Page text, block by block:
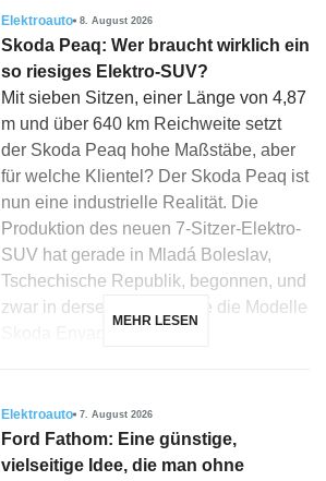
Elektroauto 8. August 2026
Skoda Peaq: Wer braucht wirklich ein
so riesiges Elektro-SUV?
Mit sieben Sitzen, einer Länge von 4,87
m und über 640 km Reichweite setzt
der Skoda Peaq hohe Maßstäbe, aber
für welche Klientel? Der Skoda Peaq ist
nun eine industrielle Realität. Die
Produktion des neuen 7-Sitzer-Elektro-
SUV hat gerade in Mladá Boleslav,
Tschechische Republik, begonnen, und
zwar in derselben Linie wie die Modelle
MEHR LESEN
Elektroauto 7. August 2026
Ford Fathom: Eine günstige,
vielseitige Idee, die man ohne